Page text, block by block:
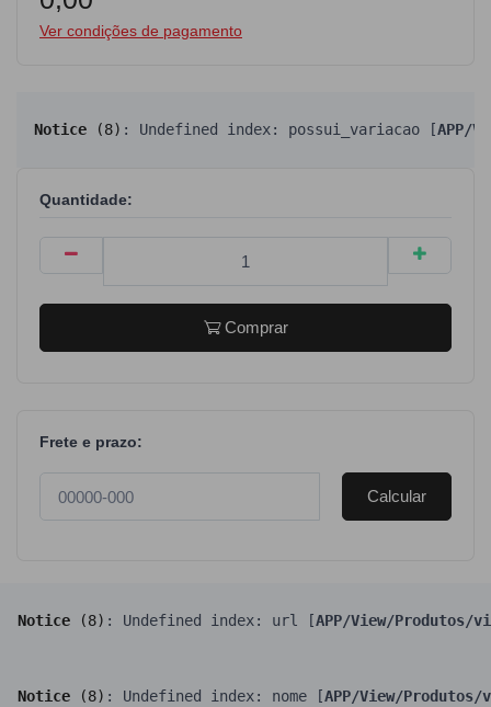
Ver condições de pagamento
Notice (8) : Undefined index: possui_variacao [APP/
Quantidade:
Comprar
Frete e prazo:
Calcular
Notice (8) : Undefined index: url [APP/View/
Notice (8) : Undefined index: nome [APP/View/